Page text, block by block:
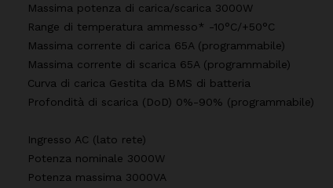
Massima potenza di carica/scarica 3000W
Range di temperatura ammesso* -10°C/+50°C
Massima corrente di carica 65A (programmabile)
Massima corrente di scarica 65A (programmabile)
Curva di carica Gestita da BMS di batteria
Profondità di scarica (DoD) 0%-90% (programmabile)
Ingresso AC (lato rete)
Potenza nominale 3000W
Potenza massima 3000VA